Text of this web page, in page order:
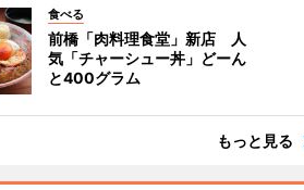
食べる
前橋「肉料理食堂」新店 人
気「チャーシュー丼」どーん
と400グラム
もっと見る